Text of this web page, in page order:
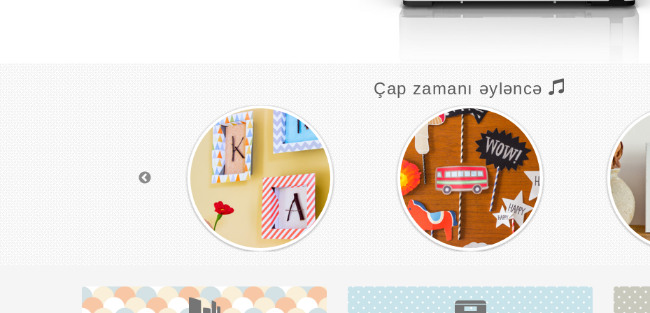
Çap zamanı əyləncə